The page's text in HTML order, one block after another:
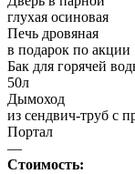
глухая осиновая
Печь дровяная
в подарок по акции
Бак для горячей
50л
Дымоход
из сендвич-труб с
Портал
—
Стоимость: